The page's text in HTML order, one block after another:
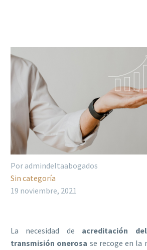
Por admindeltaabogados
Sin categoría
19 noviembre, 2021
La necesidad de acreditación
transmisión onerosa se recoge en la